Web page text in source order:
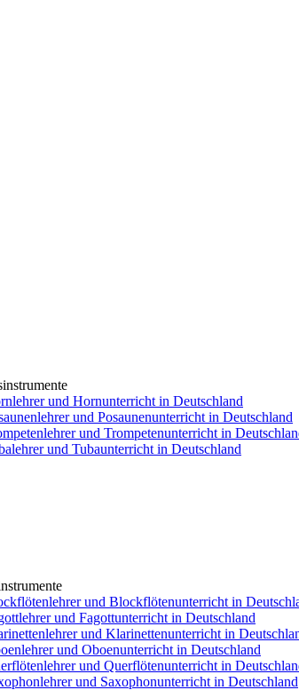
und Hornunterricht in Deutschland
und Posaunenunterricht in Deutschland
und Trompetenunterricht in
und Tubaunterricht in Deutschland
und Blockflötenunterricht in
und Fagottunterricht in Deutschland
und Klarinettenunterricht in
und Oboenunterricht in Deutschland
und Querflötenunterricht in
und Saxophonunterricht in Deutschland